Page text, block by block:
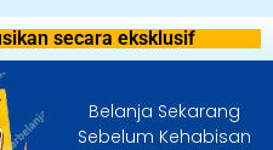
secara eksklusif
Belanja Sekarang
Sebelum Kehabisan